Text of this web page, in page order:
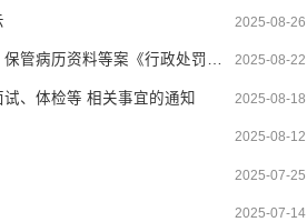
2025-08-26
屏边苗族自治县卫生健康局关于撤销屏边县人民医院未按规定填写、保管病历资料等案《行政处罚决定书》的公告 2025-08-22
、体检等 相关事宜的通知 2025-08-18
2025-08-12
2025-07-25
2025-07-14